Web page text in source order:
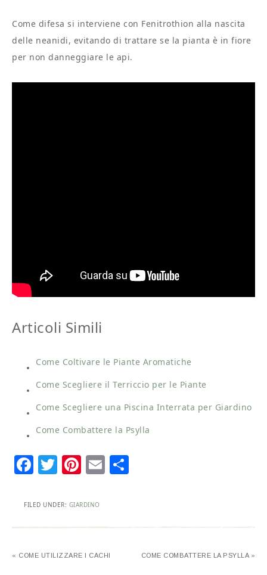
Come difesa si interviene con Fenitrothion alla nascita
delle neanidi, evitando di trattare se la pianta è in fiore
per non danneggiare le api.
Articoli Simili
Come Coltivare le Piante Aromatiche
Come Scegliere il Terriccio per le Piante
Come Scegliere una Piscina Interrata per Giardino
Come Combattere la Psylla
Facebook
Twitter
Pinterest
Email
FILED UNDER: GIARDINO
« COME UTILIZZARE I CACHI COME COMBATTERE LA PSYLLA »